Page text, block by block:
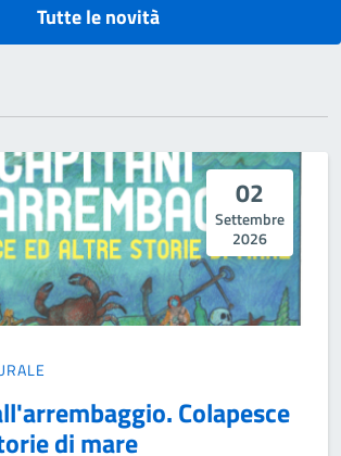
Tutte le novità
02
Settembre
2026
Colapesce
di mare